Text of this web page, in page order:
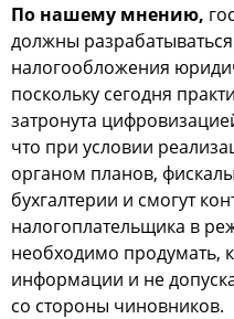
По нашему мнению,
должны
налогообложения
поскольку сегодня
затронута
что при условии
органом планов,
бухгалтерии и смогут
налогоплательщика в
необходимо продумать,
информации и не
со стороны чиновников.